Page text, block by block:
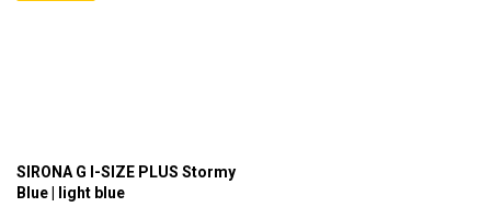
SIRONA G I-SIZE PLUS Stormy
Blue | light blue